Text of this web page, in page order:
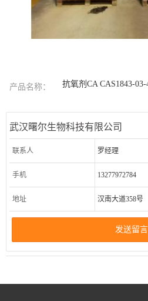
产品名称： 抗氧剂CA CAS1843-03-
武汉曙尔生物科技有限公司
联系人 罗经理
手机 13277972784
地址 汉南大道358号
发送留言